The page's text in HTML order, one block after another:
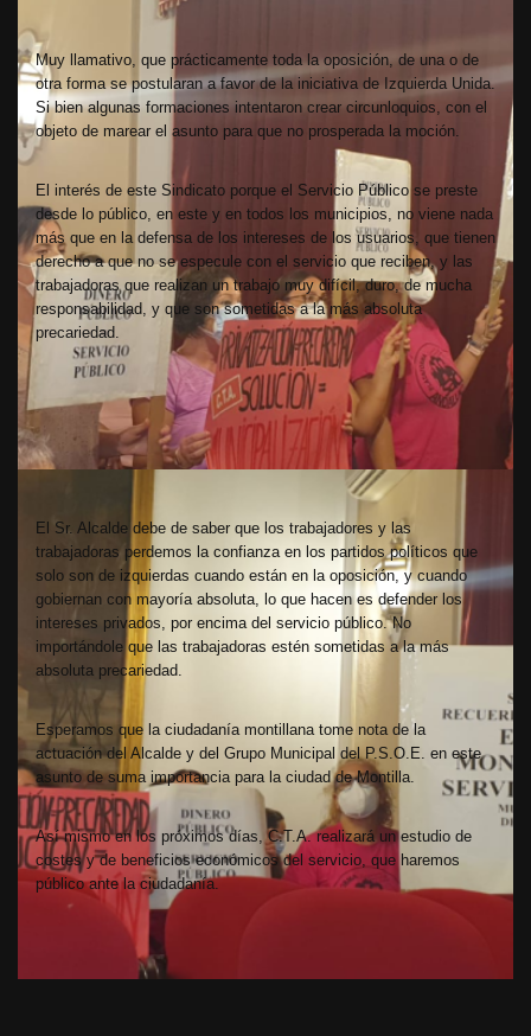
Muy llamativo, que prácticamente toda la oposición, de una o de
otra forma se postularan a favor de la iniciativa de Izquierda Unida.
Si bien algunas formaciones intentaron crear circunloquios, con el
objeto de marear el asunto para que no prosperada la moción.
El interés de este Sindicato porque el Servicio Público se preste
desde lo público, en este y en todos los municipios, no viene nada
más que en la defensa de los intereses de los usuarios, que tienen
derecho a que no se especule con el servicio que reciben, y las
trabajadoras que realizan un trabajo muy difícil, duro, de mucha
responsabilidad, y que son sometidas a la más absoluta
precariedad.
El Sr. Alcalde debe de saber que los trabajadores y las
trabajadoras perdemos la confianza en los partidos políticos que
solo son de izquierdas cuando están en la oposición, y cuando
gobiernan con mayoría absoluta, lo que hacen es defender los
intereses privados, por encima del servicio público. No
importándole que las trabajadoras estén sometidas a la más
absoluta precariedad.
Esperamos que la ciudadanía montillana tome nota de la
actuación del Alcalde y del Grupo Municipal del P.S.O.E. en este
asunto de suma importancia para la ciudad de Montilla.
Así mismo en los próximos días, C.T.A. realizará un estudio de
costes y de beneficios económicos del servicio, que haremos
público ante la ciudadanía.